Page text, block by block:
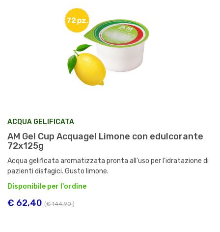
ACQUA GELIFICATA
AM Gel Cup Acquagel Limone con edulcorante
72x125g
Acqua gelificata aromatizzata pronta all'uso per l'idratazione di
pazienti disfagici. Gusto limone.
Disponibile per l'ordine
€ 62,40 (€ 144,90)